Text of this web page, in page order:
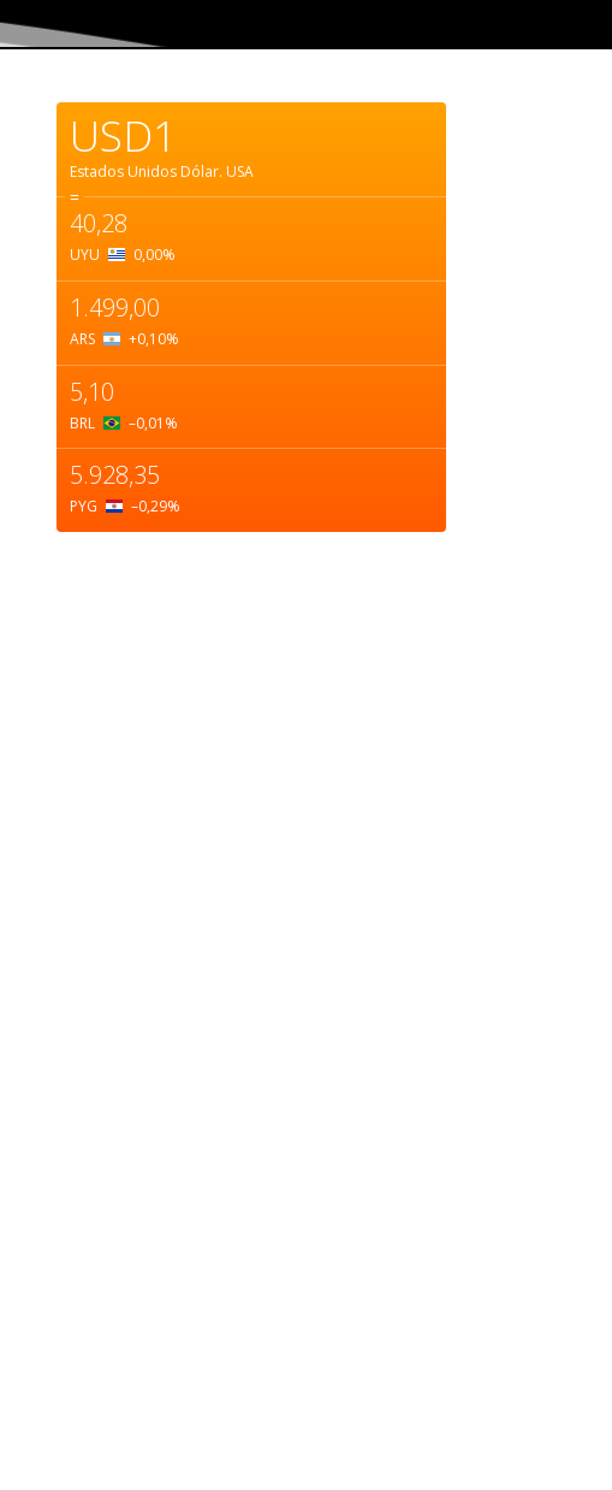
USD1
Estados Unidos Dólar. USA
=
40,28
UYU 0,00%
1.499,00
ARS +0,10%
5,10
BRL –0,01 %
5.928,35
PYG –0,29%